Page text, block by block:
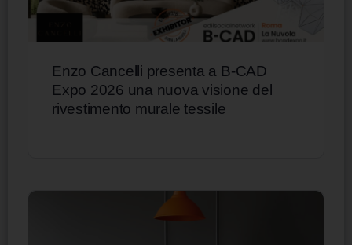
Enzo Cancelli presenta a B-CAD
Expo 2026 una nuova visione del
rivestimento murale tessile